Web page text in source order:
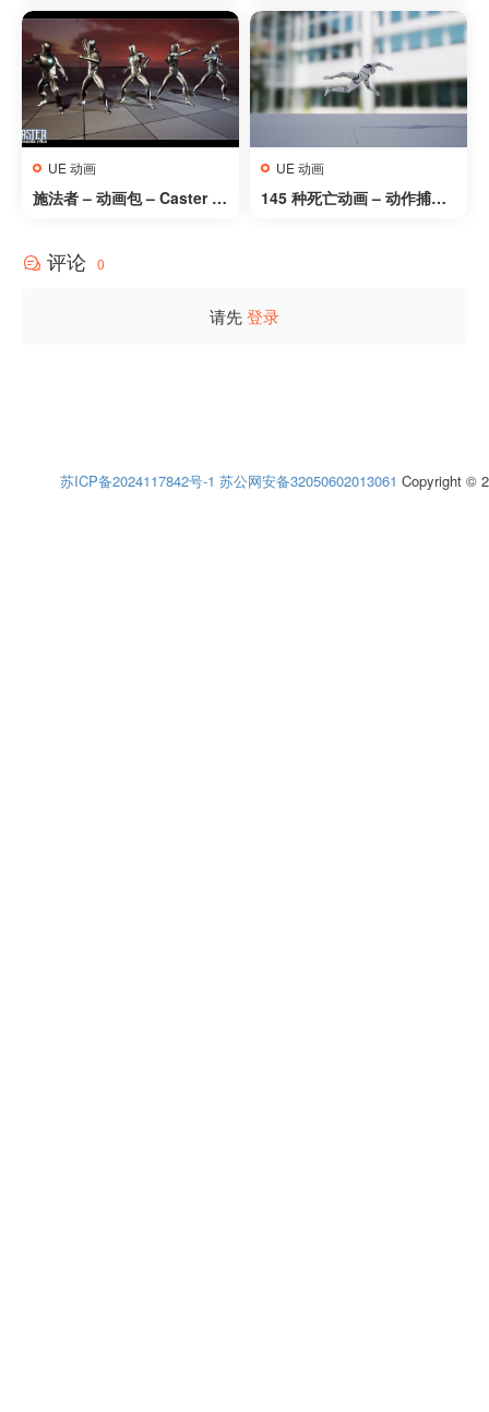
UE 动画
施法者 – 动画包 – Caster –
UE 动画
145 种死亡动画 – 动作捕捉
评论 0
请先登录
苏ICP备2024117842号-1 苏公网安备32050602013061 Copyright ©